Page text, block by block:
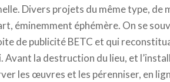
Divers projets du même type, de
éminemment éphémère. On se
de publicité BETC et qui
la destruction du lieu, et
les œuvres et les pérenniser, en